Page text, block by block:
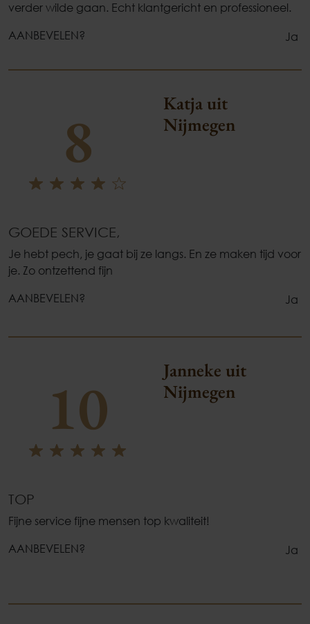
verder wilde gaan. Echt klantgericht en professioneel.
AANBEVELEN?
Ja
8
Katja uit
Nijmegen
GOEDE SERVICE,
Je hebt pech, je gaat bij ze langs. En ze maken tijd voor
je. Zo ontzettend fijn
AANBEVELEN?
Ja
10
Janneke uit
Nijmegen
TOP
Fijne service fijne mensen top kwaliteit!
AANBEVELEN?
Ja